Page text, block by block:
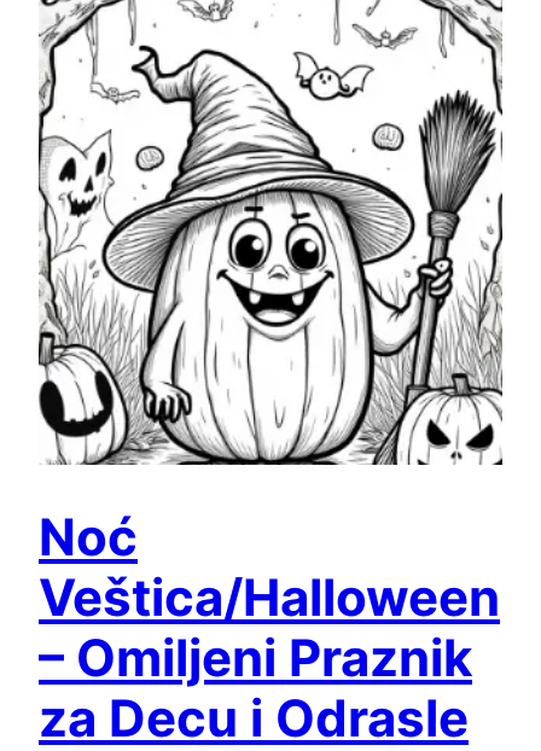
Noć
Veštica/Halloween
– Omiljeni Praznik
za Decu i Odrasle